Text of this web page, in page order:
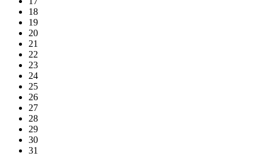
18
19
20
21
22
23
24
25
26
27
28
29
30
31